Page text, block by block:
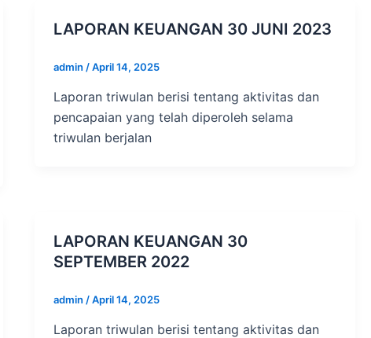
LAPORAN KEUANGAN 30 JUNI 2023
admin /April 14, 2025
Laporan triwulan berisi tentang aktivitas dan
pencapaian yang telah diperoleh selama
triwulan berjalan
LAPORAN KEUANGAN 30
SEPTEMBER 2022
admin /April 14, 2025
Laporan triwulan berisi tentang aktivitas dan